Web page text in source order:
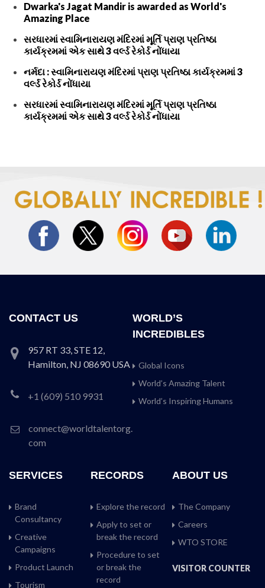
Dwarka's Jagat Mandir is awarded as World's
Amazing Place
સરધારમાં સ્વામિનારાયણ મંદિરમાં મૂર્તિ પ્રાણ પ્રતિષ્ઠા
કાર્યક્રમમાં એક સાથે 3 વર્લ્ડ રેકોર્ડ નોંધાયા
નર્મદા : સ્વામિનારાયણ મંદિરમાં પ્રાણ પ્રતિષ્ઠા કાર્યક્રમમાં 3
વર્લ્ડ રેકોર્ડ નોંધાયા
સરધારમાં સ્વામિનારાયણ મંદિરમાં મૂર્તિ પ્રાણ પ્રતિષ્ઠા
કાર્યક્રમમાં એક સાથે 3 વર્લ્ડ રેકોર્ડ નોંધાયા
CONTACT US
957 RT 33, STE 12,
Hamilton, NJ 08690 USA
+1 (609) 510 9931
connect@worldtalentorg.
com
WORLD’S
INCREDIBLES
Global Icons
World’s Amazing Talent
World’s Inspiring Humans
SERVICES
Brand
Consultancy
Creative
Campaigns
Product Launch
Tourism
RECORDS
Explore the record
Apply to set or
break the record
Procedure to set
or break the
record
ABOUT US
The Company
Careers
WTO STORE
VISITOR COUNTER